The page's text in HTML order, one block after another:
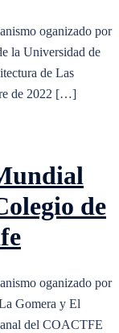
oganizado por
la Universidad de
de Las
de 2022 […]
de
oganizado por
Gomera y El
del COACTFE